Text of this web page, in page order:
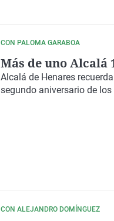
CON PALOMA GARABOA
Más de uno Alcalá
Alcalá de Henares
segundo aniversario de
CON ALEJANDRO DOMÍNGUEZ